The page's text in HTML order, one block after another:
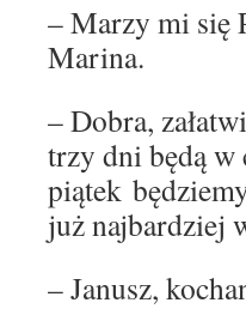
– Marzy mi się
Marina.
– Dobra,
trzy dni będą w
piątek
już najbardziej
– Janusz,